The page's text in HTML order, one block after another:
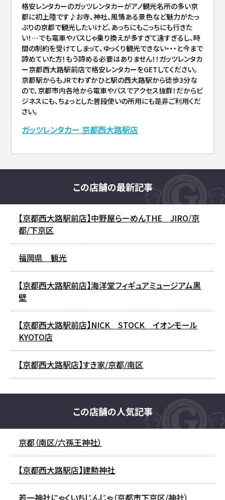
格安レンタカーのガッツレンタカーがアノ観光名所の多い京
都に初上陸です♪お寺、神社、風情ある景色など魅力がたっ
ぷりの京都で観光したいけど、あっちにもこっちにも行きた
い！…でも電車やバスじゃ乗り換えが多すぎて遠すぎるし、時
間の制約を受けてしまって、ゆっくり観光できない・・・と今まで
諦めていた方！もう諦める必要はありません！！ガッツレンタカ
ー京都西大路駅前店で格安レンタカーをGETしてください。
京都駅からもJRでわずかひと駅の西大路駅から徒歩3分な
ので、京都市内各地から電車やバスでアクセス抜群！だからビ
ジネスにも、ちょっとした普段使いの所用にも是非ご利用くだ
さい。
ガッツレンタカー 京都西大路駅店
この店舗の最新記事
【京都西大路駅前店】中野屋らーめんTHE JIRO/京
都/下京区
福岡県 観光
【京都西大路駅前店】海洋堂フィギュアミュージアム黒
壁
【京都西大路駅前店】NICK STOCK イオンモール
KYOTO店
【京都西大路駅店】すき家/京都/南区
この店舗の人気記事
京都（南区/六孫王神社）
【京都西大路駅店】建勲神社
若一神社にゃくいちじんじゃ（京都市下京区/神社）